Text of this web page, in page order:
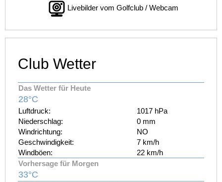
Livebilder vom Golfclub / Webcam
Club Wetter
Das Wetter für Heute
28°C
Luftdruck:
1017 hPa
Niederschlag:
0 mm
Windrichtung:
NO
Geschwindigkeit:
7 km/h
Windböen:
22 km/h
Vorhersage für Morgen
33°C